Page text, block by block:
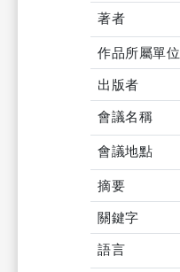
著者
作品所屬單位
出版者
會議名稱
會議地點
摘要
關鍵字
語言